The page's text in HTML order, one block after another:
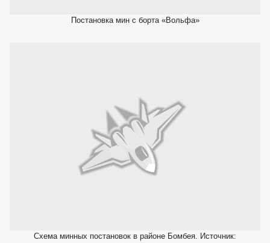
Постановка мин с борта «Вольфа»
Схема минных постановок в районе Бомбея. Источник: